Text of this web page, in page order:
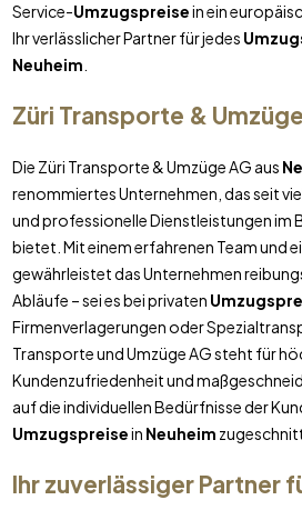
Service-Umzugspreisein ein
Ihr verlässlicher Partner für jedes
Neuheim
Züri Transporte &
Die Züri Transporte & Umzüge AG aus
renommiertes Unternehmen, das seit
und professionelle Dienstleistungen im
bietet. Mit einem erfahrenen Team und
gewährleistet das Unternehmen
Abläufe – sei es bei privaten
Firmenverlagerungen oder
Transporte und Umzüge AG steht für
Kundenzufriedenheit und
auf die individuellen Bedürfnisse der
Umzugspreisein Neuheim
Ihr zuverlässiger Partner